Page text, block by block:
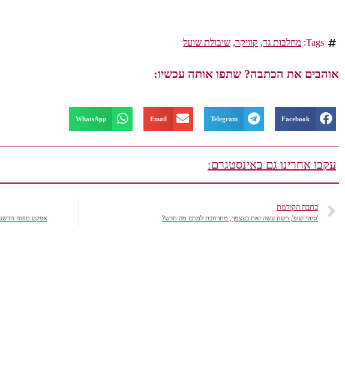
Tags: מחלבות גד, קוויקר, שיבולת שועל
אוהבים את הכתבה? שתפו אותה עכשיו:
Facebook
Telegram
Email
WhatsApp
עקבו אחרינו גם באינסטגרם:
כתבה הקודמת
'סיטי שופ', רשת עשה זאת בעצמך, מתרחבת למרכז מה חדש? אפקט טפוח חדשני